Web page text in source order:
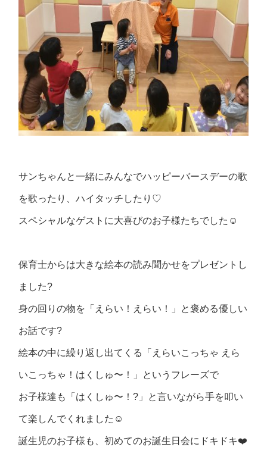
サンちゃんと一緒にみんなでハッピーバースデーの歌
を歌ったり、ハイタッチしたり♡
スペシャルなゲストに大喜びのお子様たちでした☺️
保育士からは大きな絵本の読み聞かせをプレゼントし
ました?
身の回りの物を「えらい！えらい！」と褒める優しい
お話です?
絵本の中に繰り返し出てくる「えらいこっちゃ えら
いこっちゃ！はくしゅ〜！」というフレーズで
お子様達も「はくしゅ〜！?」と言いながら手を叩い
て楽しんでくれました☺️
誕生児のお子様も、初めてのお誕生日会にドキドキ❤️